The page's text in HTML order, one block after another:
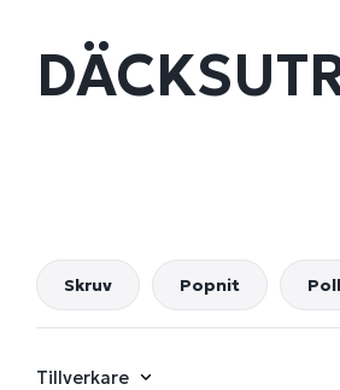
Skruv Popnit
Tillverkare